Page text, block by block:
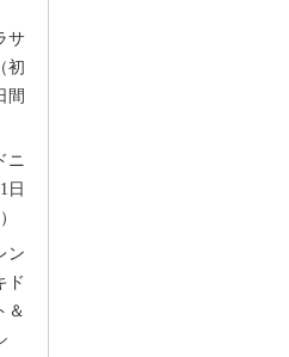
サ
初
間
ニ
日
ン
ド
＆